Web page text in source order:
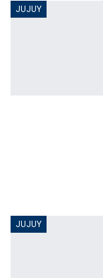
JUJUY
JUJUY